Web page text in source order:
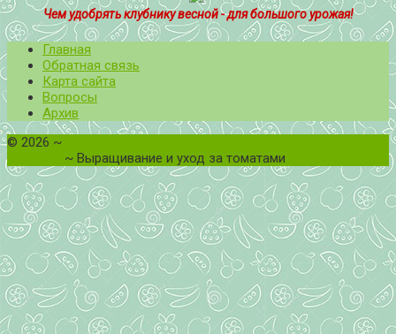
Чем удобрять клубнику весной - для большого урожая!
Главная
Обратная связь
Карта сайта
Вопросы
Архив
© 2026 ~
~ Выращивание и уход за томатами